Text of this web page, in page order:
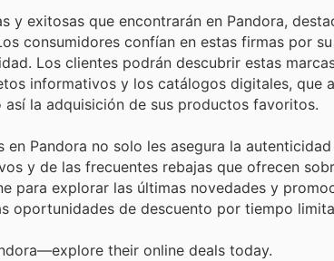
y exitosas que encontrarán en Pandora,
consumidores confían en estas firmas por
Los clientes podrán descubrir estas
informativos y los catálogos digitales, que
la adquisición de sus productos favoritos.
Pandora no solo les asegura la
y de las frecuentes rebajas que ofrecen
para explorar las últimas novedades y
oportunidades de descuento por tiempo
their online deals today.